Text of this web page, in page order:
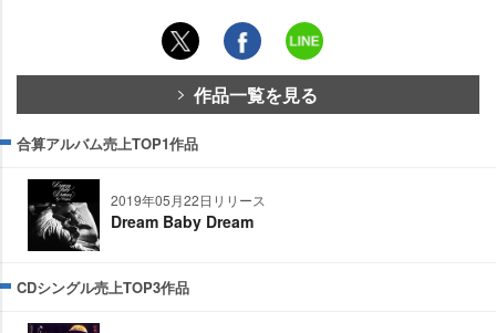
作品一覧を見る
合算アルバム売上TOP1作品
2019年05月22日リリース
Dream Baby Dream
CDシングル売上TOP3作品